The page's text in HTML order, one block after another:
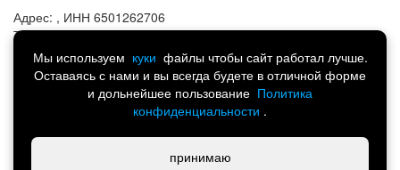
Адрес: , ИНН 6501262706
Телефон:8 (914) 741-13-44
Почта: portmart@yandex.ru
Мы используем куки файлы чтобы сайт работал лучше.
Оставаясь с нами и вы всегда будете в отличной форме
и дольнейшее пользование Политика
конфиденциальности .
принимаю
Спортивная одежда, обувь и аксессуары.
Интернет-магазин товаров для всей семьи 2014-2026